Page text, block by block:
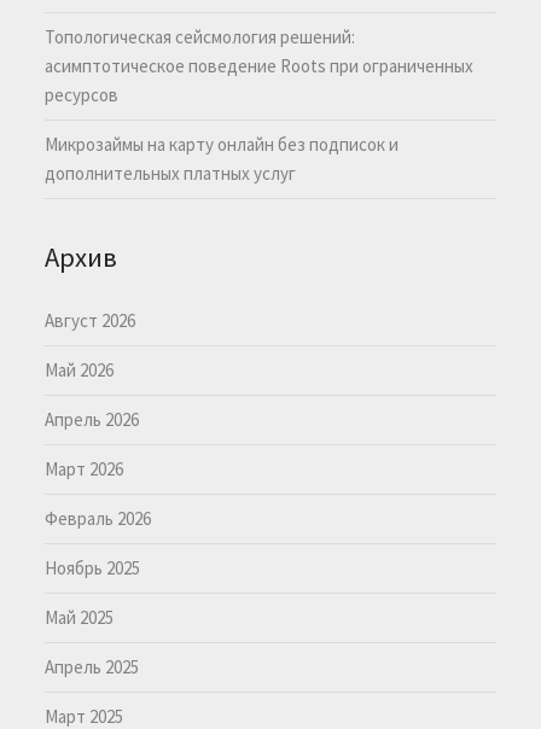
Топологическая сейсмология решений:
асимптотическое поведение Roots при ограниченных
ресурсов
Микрозаймы на карту онлайн без подписок и
дополнительных платных услуг
Архив
Август 2026
Май 2026
Апрель 2026
Март 2026
Февраль 2026
Ноябрь 2025
Май 2025
Апрель 2025
Март 2025